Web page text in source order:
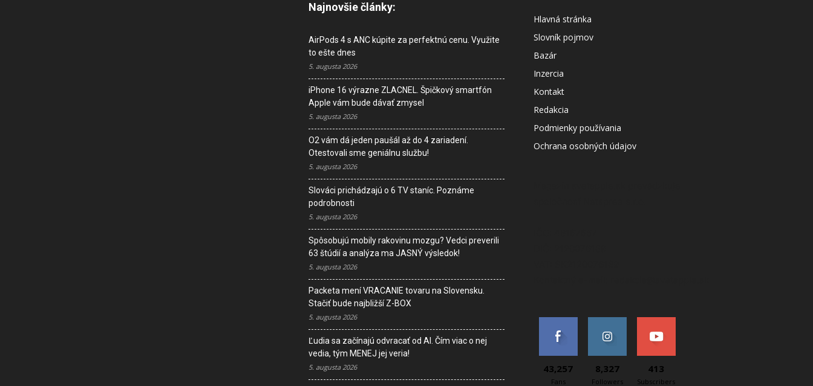
Najnovšie články:
AirPods 4 s ANC kúpite za perfektnú cenu. Využite
to ešte dnes
5. augusta 2026
iPhone 16 výrazne ZLACNEL. Špičkový smartfón
Apple vám bude dávať zmysel
5. augusta 2026
O2 vám dá jeden paušál až do 4 zariadení.
Otestovali sme geniálnu službu!
5. augusta 2026
Slováci prichádzajú o 6 TV staníc. Poznáme
podrobnosti
5. augusta 2026
Spôsobujú mobily rakovinu mozgu? Vedci preverili
63 štúdií a analýza ma JASNÝ výsledok!
5. augusta 2026
Packeta mení VRACANIE tovaru na Slovensku.
Stačiť bude najbližší Z-BOX
5. augusta 2026
Ľudia sa začínajú odvracať od AI. Čím viac o nej
vedia, tým MENEJ jej veria!
5. augusta 2026
Hlavná stránka
Slovník pojmov
Bazár
Inzercia
Kontakt
Redakcia
Podmienky používania
Ochrana osobných údajov
43,257
Fans
8,327
Followers
413
Subscribers